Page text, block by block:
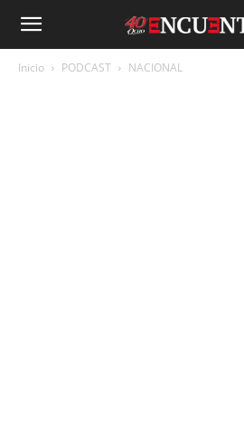
Inicio PODCAST NACIONAL